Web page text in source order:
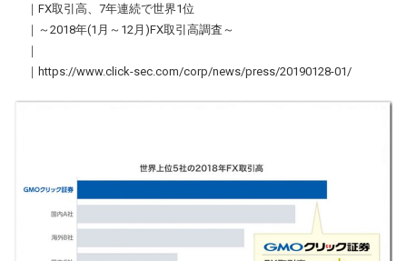
｜FX取引高、7年連続で世界1位
｜～2018年(1月～12月)FX取引高調査～
｜
｜https://www.click-sec.com/corp/news/press/20190128-01/